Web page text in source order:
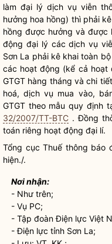
làm đại lý dịch vụ viễn
hưởng hoa hồng) thì phải
hồng được hưởng và được
động đại lý các dịch vụ
Sơn La phải kê khai toàn
các hoạt động (kể cả hoạt
GTGT hàng tháng và chi
hoá, dịch vụ mua vào,
GTGT theo mẫu quy định
32/2007/TT-BTC . Đồng
toán riêng hoạt động đại lí.
Tổng cục Thuế thông báo
hiện./.
Nơi nhận:
- Như trên;
- Vụ PC;
- Tập đoàn Điện lực Việt
- Điện lực tỉnh Sơn La;